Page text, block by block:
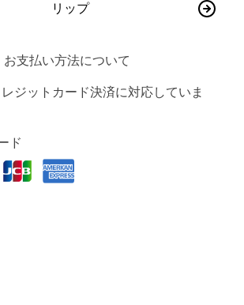
リップ
お支払い方法について
ジットカード決済に対応していま
ド